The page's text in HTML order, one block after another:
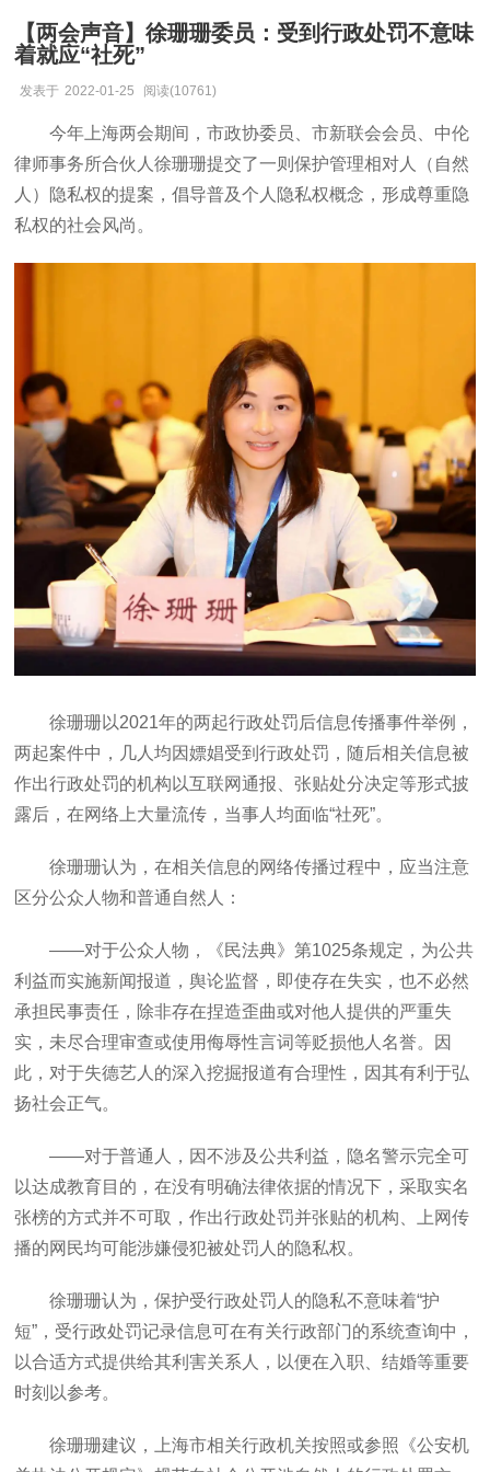
【两会声音】徐珊珊委员：受到行政处罚不意味
着就应“社死”
发表于 2022-01-25 阅读(10761)
今年上海两会期间，市政协委员、市新联会会员、中伦
律师事务所合伙人徐珊珊提交了一则保护管理相对人（自然
人）隐私权的提案，倡导普及个人隐私权概念，形成尊重隐
私权的社会风尚。
徐珊珊以2021年的两起行政处罚后信息传播事件举例，
两起案件中，几人均因嫖娼受到行政处罚，随后相关信息被
作出行政处罚的机构以互联网通报、张贴处分决定等形式披
露后，在网络上大量流传，当事人均面临“社死”。
徐珊珊认为，在相关信息的网络传播过程中，应当注意
区分公众人物和普通自然人：
——对于公众人物，《民法典》第1025条规定，为公共
利益而实施新闻报道，舆论监督，即使存在失实，也不必然
承担民事责任，除非存在捏造歪曲或对他人提供的严重失
实，未尽合理审查或使用侮辱性言词等贬损他人名誉。因
此，对于失德艺人的深入挖掘报道有合理性，因其有利于弘
扬社会正气。
——对于普通人，因不涉及公共利益，隐名警示完全可
以达成教育目的，在没有明确法律依据的情况下，采取实名
张榜的方式并不可取，作出行政处罚并张贴的机构、上网传
播的网民均可能涉嫌侵犯被处罚人的隐私权。
徐珊珊认为，保护受行政处罚人的隐私不意味着“护
短”，受行政处罚记录信息可在有关行政部门的系统查询中，
以合适方式提供给其利害关系人，以便在入职、结婚等重要
时刻以参考。
徐珊珊建议，上海市相关行政机关按照或参照《公安机